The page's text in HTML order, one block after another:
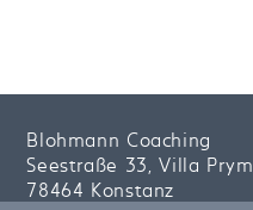
Blohmann Coaching
Seestraße 33, Villa Prym
78464 Konstanz